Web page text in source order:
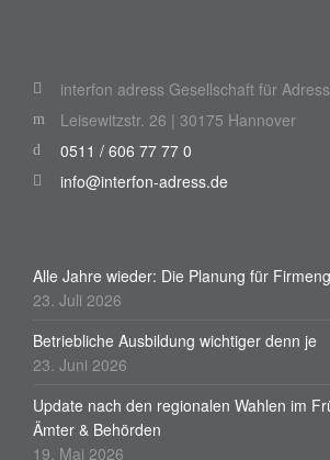
interfon adress Gesellschaft für
Leisewitzstr. 26 | 30175 Hannover
0511 / 606 77 77 0
info@interfon-adress.de
Alle Jahre wieder: Die Planung für
23. Juli 2026
Betriebliche Ausbildung wichtiger denn je
23. Juni 2026
Update nach den regionalen Wahlen im
Ämter & Behörden
19. Mai 2026